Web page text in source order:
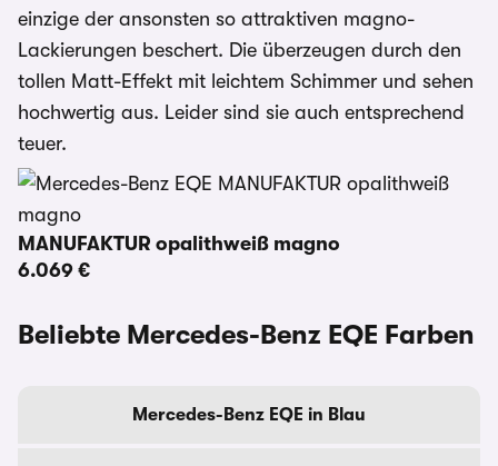
einzige der ansonsten so attraktiven magno-
Lackierungen beschert. Die überzeugen durch den
tollen Matt-Effekt mit leichtem Schimmer und sehen
hochwertig aus. Leider sind sie auch entsprechend
teuer.
MANUFAKTUR opalithweiß magno
6.069 €
Beliebte Mercedes-Benz EQE Farben
Mercedes-Benz EQE in Blau